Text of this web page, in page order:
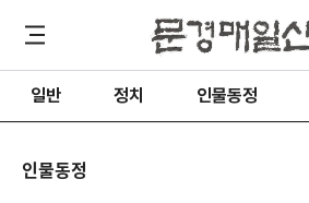
일반 정치 인물동정
인물동정